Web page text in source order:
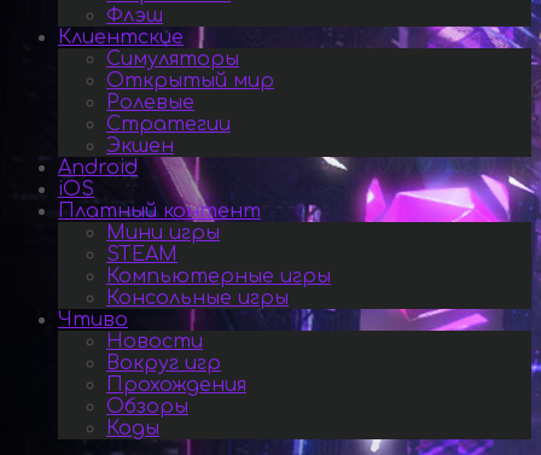
Флэш
Клиентские
Симуляторы
Открытый мир
Ролевые
Стратегии
Экшен
Android
iOS
Платный контент
Мини игры
STEAM
Компьютерные игры
Консольные игры
Чтиво
Новости
Вокруг игр
Прохождения
Обзоры
Коды